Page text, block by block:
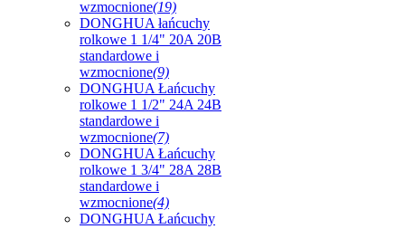
wzmocnione(19)
DONGHUA łańcuchy
rolkowe 1 1/4" 20A 20B
standardowe i
wzmocnione(9)
DONGHUA Łańcuchy
rolkowe 1 1/2" 24A 24B
standardowe i
wzmocnione(7)
DONGHUA Łańcuchy
rolkowe 1 3/4" 28A 28B
standardowe i
wzmocnione(4)
DONGHUA Łańcuchy